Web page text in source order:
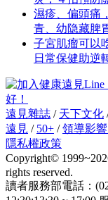
濕疹、偏頭痛
青、幼隐藏脾
子宮肌瘤可以
日常保健助逆
好！
遠見雜誌 / 天下文化
遠見 / 50+ /領導影
隱私權政策
Copyright©
rights reserved.
讀者服務部電話：